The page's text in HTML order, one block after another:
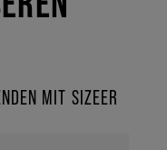
MIT SIZEER